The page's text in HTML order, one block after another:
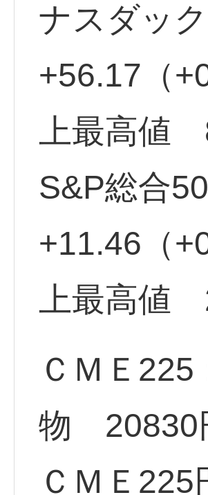
ナスダッ
+56.17（
上最高値
S&P総合
+11.46（
上最高値
ＣＭＥ
物 20830
ＣＭＥ